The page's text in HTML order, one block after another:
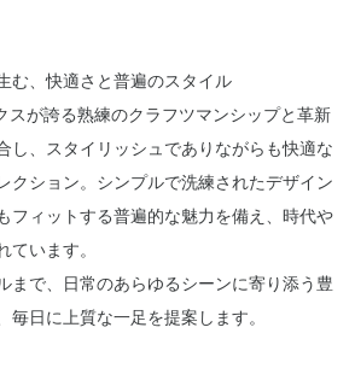
む、快適さと普遍のスタイル
スが誇る熟練のクラフツマンシップと革新
し、スタイリッシュでありながらも快適な
クション。シンプルで洗練されたデザイン
フィットする普遍的な魅力を備え、時代や
ています。
まで、日常のあらゆるシーンに寄り添う豊
毎日に上質な一足を提案します。